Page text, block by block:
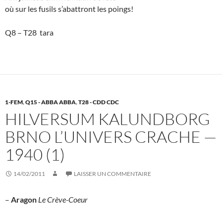
où sur les fusils s’abattront les poings!
Q8 – T28 tara
1-FEM,Q15 - ABBA ABBA,T28 - CDD CDC
HILVERSUM KALUNDBORG
BRNO L’UNIVERS CRACHE —
1940 (1)
14/02/2011 LAISSER UN COMMENTAIRE
– Aragon Le Crève-Coeur